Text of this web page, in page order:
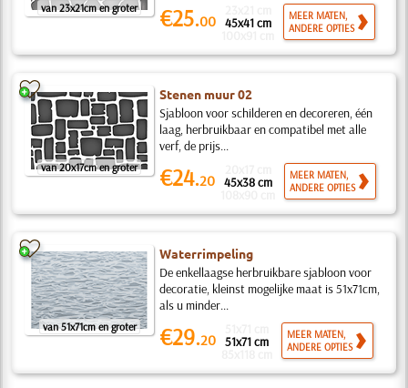
van 23x21cm en groter €25.00 45x41 cm
MEER MATEN,
ANDERE OPTIES
van 20x17cm en groter
Stenen muur 02
Sjabloon voor schilderen en decoreren, één
laag, herbruikbaar en compatibel met alle
verf, de prijs...
€24.20 45x38 cm
MEER MATEN,
ANDERE OPTIES
van 51x71cm en groter
Waterrimpeling
De enkellaagse herbruikbare sjabloon voor
decoratie, kleinst mogelijke maat is 51x71cm,
als u minder...
€29.20 51x71 cm
MEER MATEN,
ANDERE OPTIES